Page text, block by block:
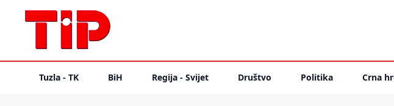
Tuzla - TK BiH Regija - Svijet Društvo Politika Crna